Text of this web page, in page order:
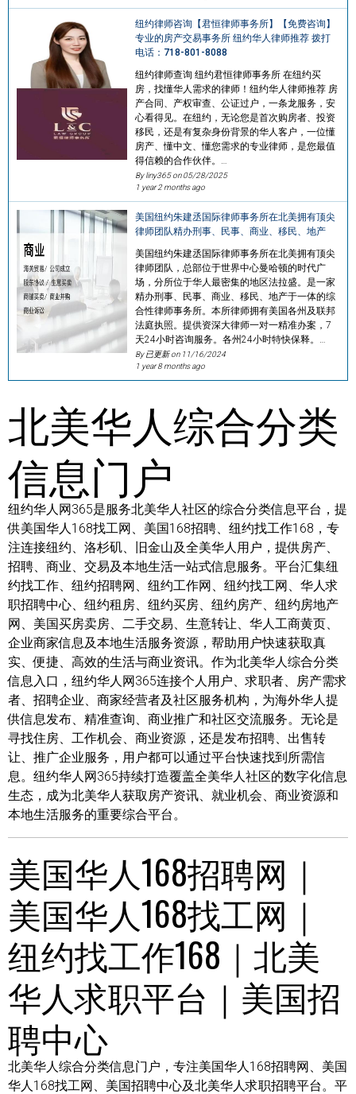
纽约律师咨询【君恒律师事务所】【免费咨询】
专业的房产交易事务所 纽约华人律师推荐 拨打
电话：718-801-8088
纽约律师查询 纽约君恒律师事务所 在纽约买
房，找懂华人需求的律师！纽约华人律师推荐 房
产合同、产权审查、公证过户，一条龙服务，安
心看得见。在纽约，无论您是首次购房者、投资
移民，还是有复杂身份背景的华人客户，一位懂
房产、懂中文、懂您需求的专业律师，是您最值
得信赖的合作伙伴。…
By liny365 on05/28/2025
1 year 2 months ago
美国纽约朱建丞国际律师事务所在北美拥有顶尖
律师团队精办刑事、民事、商业、移民、地产
美国纽约朱建丞国际律师事务所在北美拥有顶尖
律师团队，总部位于世界中心曼哈顿的时代广
场，分所位于华人最密集的地区法拉盛。是一家
精办刑事、民事、商业、移民、地产于一体的综
合性律师事务所。本所律师拥有美国各州及联邦
法庭执照。提供资深大律师一对一精准办案，7
天24小时咨询服务。各州24小时特快保释。​​…
By 已更新 on 11/16/2024
1 year 8 months ago
北美华人综合分类
信息门户
纽约华人网365是服务北美华人社区的综合分类信息平台，提
供美国华人168找工网、美国168招聘、纽约找工作168，专
注连接纽约、洛杉矶、旧金山及全美华人用户，提供房产、
招聘、商业、交易及本地生活一站式信息服务。平台汇集纽
约找工作、纽约招聘网、纽约工作网、纽约找工网、华人求
职招聘中心、纽约租房、纽约买房、纽约房产、纽约房地产
网、美国买房卖房、二手交易、生意转让、华人工商黄页、
企业商家信息及本地生活服务资源，帮助用户快速获取真
实、便捷、高效的生活与商业资讯。作为北美华人综合分类
信息入口，纽约华人网365连接个人用户、求职者、房产需求
者、招聘企业、商家经营者及社区服务机构，为海外华人提
供信息发布、精准查询、商业推广和社区交流服务。无论是
寻找住房、工作机会、商业资源，还是发布招聘、出售转
让、推广企业服务，用户都可以通过平台快速找到所需信
息。纽约华人网365持续打造覆盖全美华人社区的数字化信息
生态，成为北美华人获取房产资讯、就业机会、商业资源和
本地生活服务的重要综合平台。
美国华人168招聘网｜
美国华人168找工网｜
纽约找工作168｜北美
华人求职平台｜美国招
聘中心
北美华人综合分类信息门户，专注美国华人168招聘网、美国
华人168找工网、美国招聘中心及北美华人求职招聘平台。平